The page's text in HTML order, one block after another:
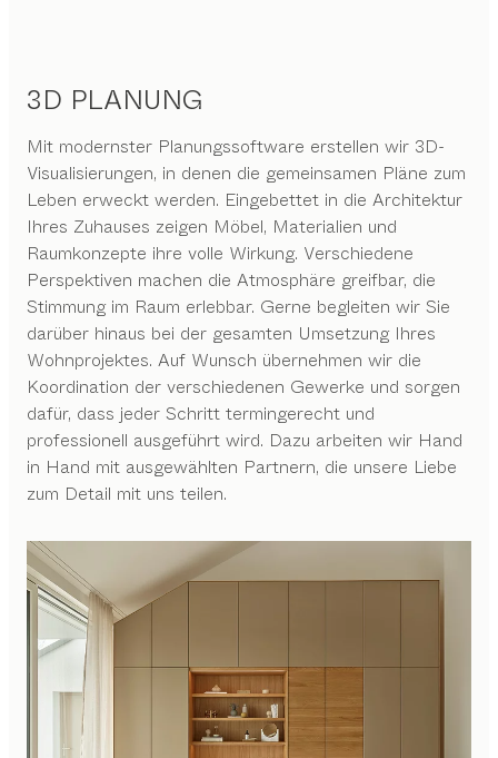
3D PLANUNG
Mit modernster Planungssoftware erstellen wir 3D-
Visualisierungen, in denen die gemeinsamen Pläne zum
Leben erweckt werden. Eingebettet in die Architektur
Ihres Zuhauses zeigen Möbel, Materialien und
Raumkonzepte ihre volle Wirkung. Verschiedene
Perspektiven machen die Atmosphäre greifbar, die
Stimmung im Raum erlebbar. Gerne begleiten wir Sie
darüber hinaus bei der gesamten Umsetzung Ihres
Wohnprojektes. Auf Wunsch übernehmen wir die
Koordination der verschiedenen Gewerke und sorgen
dafür, dass jeder Schritt termingerecht und
professionell ausgeführt wird. Dazu arbeiten wir Hand
in Hand mit ausgewählten Partnern, die unsere Liebe
zum Detail mit uns teilen.